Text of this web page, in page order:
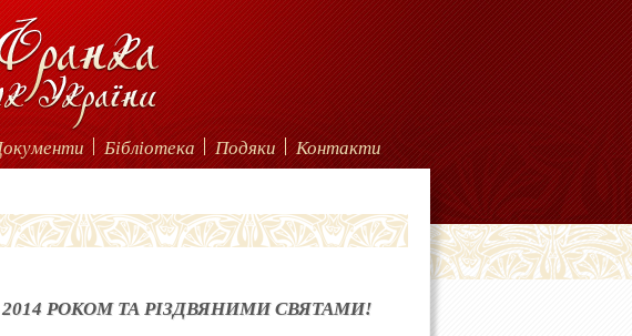
Бібліотека Подяки Контакти
РОКОМ ТА РІЗДВЯНИМИ СВЯТАМИ!